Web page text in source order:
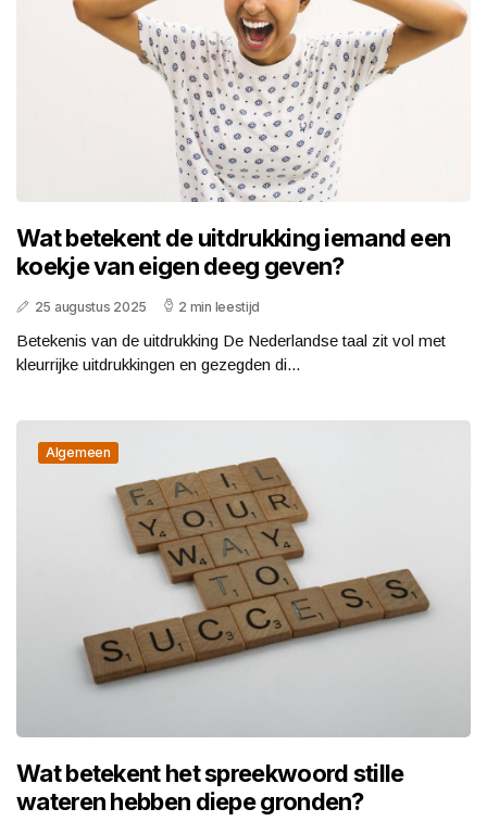
Wat betekent de uitdrukking iemand een
koekje van eigen deeg geven?
25 augustus 2025 2 min leestijd
Betekenis van de uitdrukking De Nederlandse taal zit vol met
kleurrijke uitdrukkingen en gezegden di...
Algemeen
Wat betekent het spreekwoord stille
wateren hebben diepe gronden?